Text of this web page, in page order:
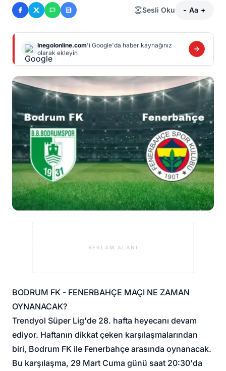
Sesli Oku - Aa +
Inegolonline.com'i Google'da haber kaynağınız
olarak ekleyin
REKLAM ALANI
BODRUM FK - FENERBAHÇE MAÇI NE ZAMAN
OYNANACAK?
Trendyol Süper Lig'de 28. hafta heyecanı devam
ediyor. Haftanın dikkat çeken karşılaşmalarından
biri, Bodrum FK ile Fenerbahçe arasında oynanacak.
Bu karşılaşma, 29 Mart Cuma günü saat 20:30'da